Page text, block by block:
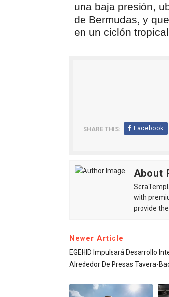
una baja presión,
de Bermudas, y
en un ciclón
SHARE THIS: Facebook
About
with
provide
Newer Article
EGEHID Impulsará Desarrollo
Alrededor De Presas Tavera-